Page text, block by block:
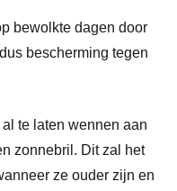
bewolkte dagen door
bescherming tegen
te laten wennen aan
zonnebril. Dit zal het
ze ouder zijn en